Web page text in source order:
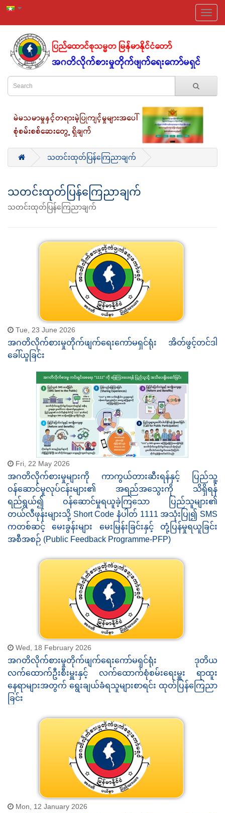
သတင်းထုတ်ပြန်ကြေညာချက်
သတင်းထုတ်ပြန်ကြေညာချက်
သတင်းထုတ်ပြန်ကြေညာချက်
Tue, 23 June 2026
အဂတိလိုက်စားမှုတိုက်ဖျက်ရေးကော်မရှင်ရုံး အိတ်ဖွင့်တင်ဒါ
ခေါ်ယူခြင်း
Fri, 22 May 2026
အဂတိလိုက်စားမှုများကို ကာကွယ်တားဆီးရန်နှင့် ပြည်သူ့
ဝန်ဆောင်မှုလုပ်ငန်းများ၏ အရည်အသွေးကို သိရှိရန်
ရည်ရွယ်၍ ဝန်ဆောင်မှုရယူခဲ့ကြသော ပြည်သူများ၏
တယ်လီဖုန်းများသို့ Short Code နံပါတ် 1111 အသုံးပြု၍ SMS
ကတစ်ဆင့် မေးခွန်းများ မေးမြန်းခြင်းနှင့် တုံ့ပြန်မှုရယူခြင်း
အစီအစဉ် (Public Feedback Programme-PFP)
Wed, 18 February 2026
အဂတိလိုက်စားမှုတိုက်ဖျက်ရေးကော်မရှင်ရုံး ဒုတိယ
လက်ထောက်ဦးစီးမှူးနှင့် လက်ထောက်စုံစမ်းရေးမှူး ရာထူး
နေရာများအတွက် ရွေးချယ်ခံရသူများစာရင်း ထုတ်ပြန်ကြေညာ
ခြင်း
Mon, 12 January 2026